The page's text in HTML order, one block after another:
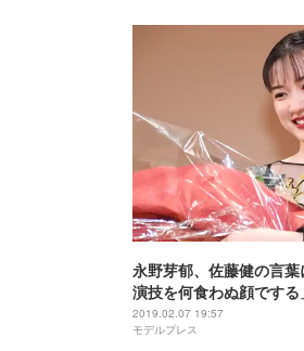
永野芽郁、佐藤健の言
演技を何食わぬ顔です
ール賞＞
2019.02.07 19:57
モデルプレス